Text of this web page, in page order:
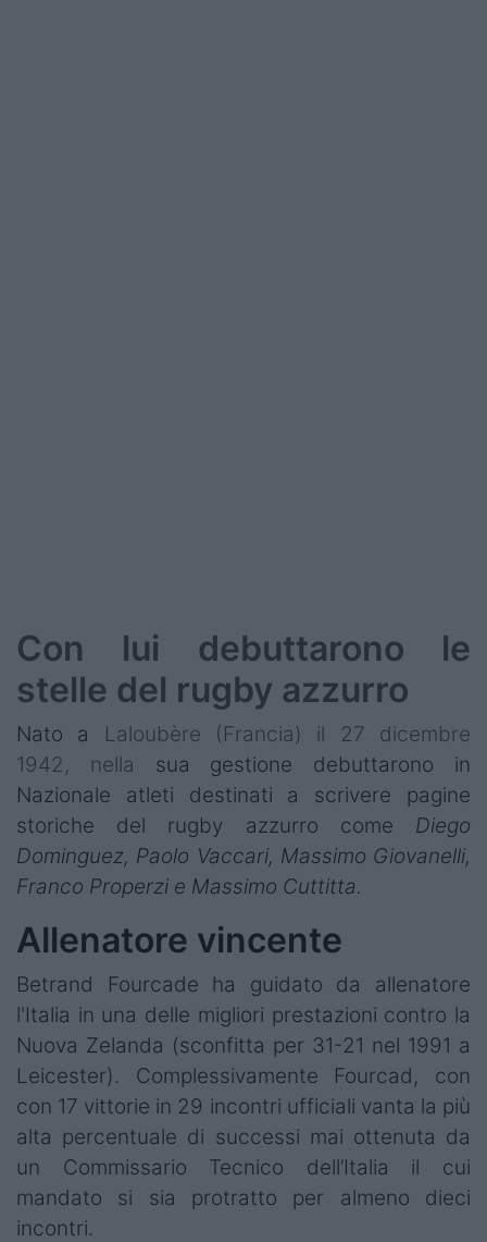
Con lui debuttarono le
stelle del rugby azzurro
Nato a
Laloubère (Francia) il 27 dicembre
1942, nella sua gestione debuttarono in
Nazionale atleti destinati a scrivere pagine
storiche del rugby azzurro come Diego
Dominguez, Paolo Vaccari, Massimo Giovanelli,
Franco Properzi e Massimo Cuttitta.
Allenatore vincente
Betrand Fourcade ha guidato da allenatore
l'Italia in una delle migliori prestazioni contro la
Nuova Zelanda (sconfitta per 31-21 nel 1991 a
Leicester). Complessivamente Fourcad, con
con 17 vittorie in 29 incontri ufficiali vanta la più
alta percentuale di successi mai ottenuta da
un Commissario Tecnico dell’Italia il cui
mandato si sia protratto per almeno dieci
incontri.